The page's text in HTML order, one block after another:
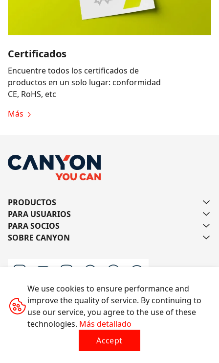
Certificados
Encuentre todos los certificados de
productos en un solo lugar: conformidad
CE, RoHS, etc
Más
PRODUCTOS
PARA USUARIOS
PARA SOCIOS
SOBRE CANYON
Escríbanos
Todos los derechos reservados © 2014-2026 CANYON
We use cookies to ensure performance and
improve the quality of service. By continuing to
use our service, you agree to the use of these
technologies. Más detallado
Accept